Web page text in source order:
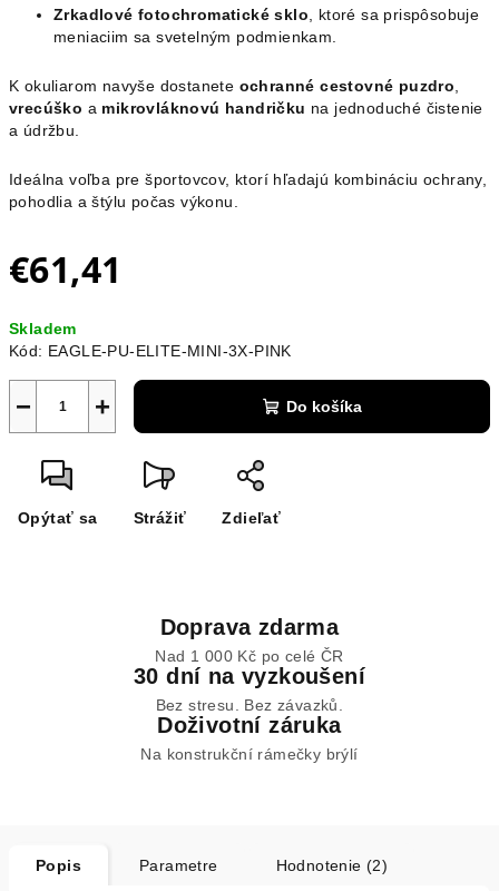
Zrkadlové fotochromatické sklo , ktoré sa prispôsobuje
meniaciim sa svetelným podmienkam.
K okuliarom navyše dostanete ochranné cestovné puzdro
vrecúško a mikrovláknovú handričku na jednoduché čistenie
a údržbu.
Ideálna voľba pre športovcov, ktorí hľadajú kombináciu ochrany,
pohodlia a štýlu počas výkonu.
€61,41
cena:
Skladem
Kód: EAGLE-PU-ELITE-MINI-3X-PINK
+
− Do košíka
Opýtať sa Strážiť Zdieľať
Doprava zdarma
Nad 1 000 Kč po celé ČR
30 dní na vyzkoušení
Bez stresu. Bez závazků.
Doživotní záruka
Na konstrukční rámečky brýlí
Popis Parametre Hodnotenie (2)